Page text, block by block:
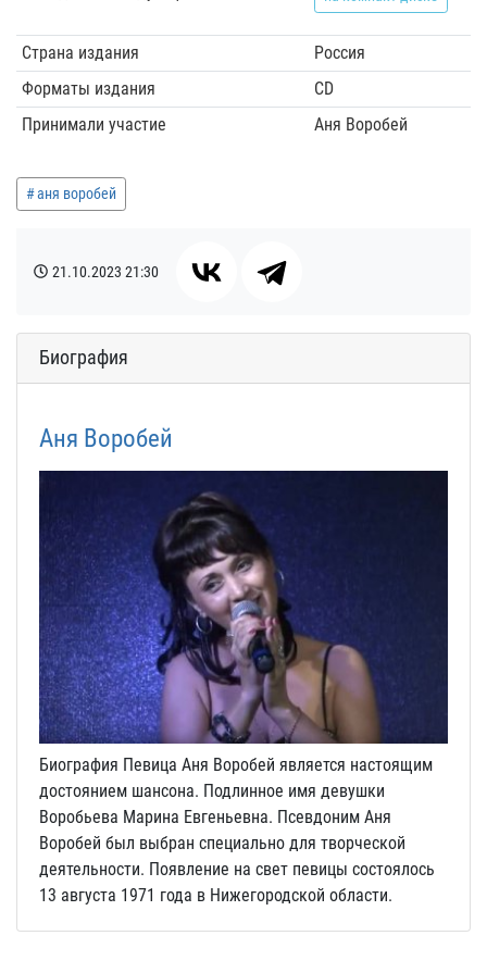
Страна издания
Россия
Форматы издания
CD
Принимали участие
Аня Воробей
аня воробей
21.10.2023 21:30
Биография
Аня Воробей
Биография Певица Аня Воробей является настоящим
достоянием шансона. Подлинное имя девушки
Воробьева Марина Евгеньевна. Псевдоним Аня
Воробей был выбран специально для творческой
деятельности. Появление на свет певицы состоялось
13 августа 1971 года в Нижегородской области.